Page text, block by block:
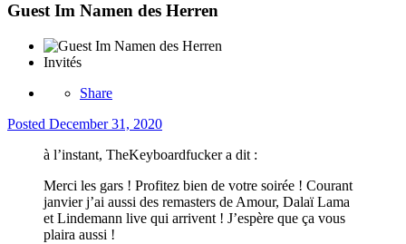
Guest Im Namen des Herren
Invités
Share
Posted December 31, 2020
à l’instant, TheKeyboardfucker a dit :
Merci les gars ! Profitez bien de votre soirée ! Courant
janvier j’ai aussi des remasters de Amour, Dalaï Lama
et Lindemann live qui arrivent ! J’espère que ça vous
plaira aussi !